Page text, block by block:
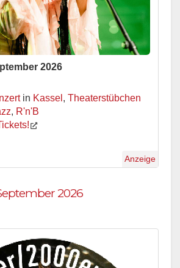
2026
in Kassel , Theaterstübchen
, R'n'B
Anzeige
2026